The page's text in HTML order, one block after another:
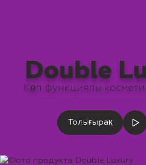
Double
Көп функциялы
Толығырақ